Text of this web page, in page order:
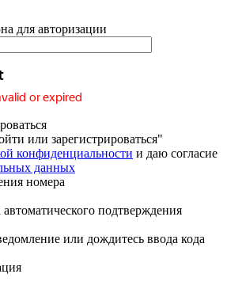
для авторизации
или зарегистрироваться"
конфиденциальности и даю согласие
данных
номера
подтверждения
или дождитесь ввода кода